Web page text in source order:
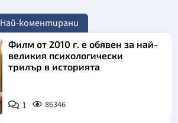
Най-коментирани
Филм от 2010 г. е обявен за най-
великия психологически
трилър в историята
1 86346